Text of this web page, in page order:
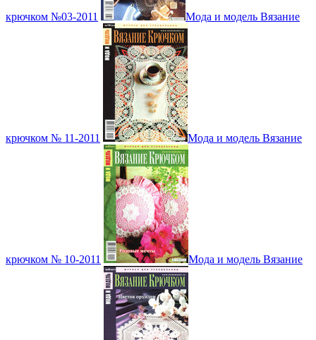
крючком №03-2011 Мода и модель Вязание
крючком № 11-2011 Мода и модель Вязание
крючком № 10-2011 Мода и модель Вязание